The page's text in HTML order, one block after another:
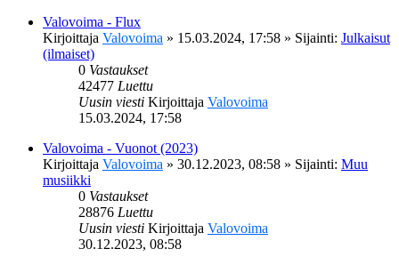
Valovoima - Flux
Kirjoittaja Valovoima » 15.03.2024, 17:58 » Sijainti: Julkaisut
(ilmaiset)
0 Vastaukset
42477 Luettu
Uusin viesti Kirjoittaja Valovoima
15.03.2024, 17:58
Valovoima - Vuonot (2023)
Kirjoittaja Valovoima » 30.12.2023, 08:58 » Sijainti: Muu
musiikki
0 Vastaukset
28876 Luettu
Uusin viesti Kirjoittaja Valovoima
30.12.2023, 08:58